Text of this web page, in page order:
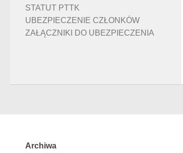
STATUT PTTK
UBEZPIECZENIE CZŁONKÓW
ZAŁĄCZNIKI DO UBEZPIECZENIA
Archiwa